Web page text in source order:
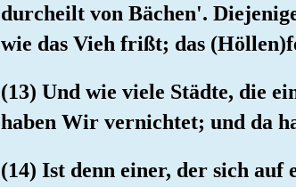
durcheilt von Bächen'.
wie das Vieh frißt; das
(13) Und wie viele Städte, die
haben Wir vernichtet; und da
(14) Ist denn einer, der sich